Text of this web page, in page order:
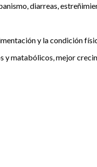
diarreas,
y la condición
matabólicos, mejor